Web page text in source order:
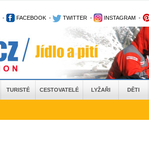
- FACEBOOK - TWITTER - INSTAGRAM -
TURISTÉ CESTOVATELÉ LYŽAŘI DĚTI